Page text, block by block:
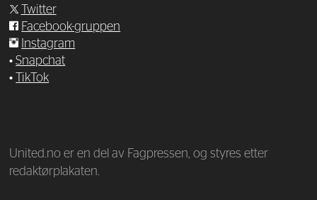
Twitter
Facebook-gruppen
Instagram
•Snapchat
•
TikTok
United.no er en del av Fagpressen, og styres etter
redaktørplakaten.